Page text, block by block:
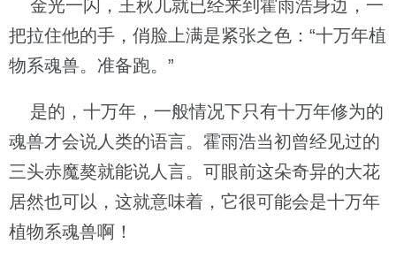
金光一闪，王秋儿就已经来到霍雨浩身边，一
把拉住他的手，俏脸上满是紧张之色：“十万年植
物系魂兽。准备跑。”
是的，十万年，一般情况下只有十万年修为的
魂兽才会说人类的语言。霍雨浩当初曾经见过的
三头赤魔獒就能说人言。可眼前这朵奇异的大花
居然也可以，这就意味着，它很可能会是十万年
植物系魂兽啊！